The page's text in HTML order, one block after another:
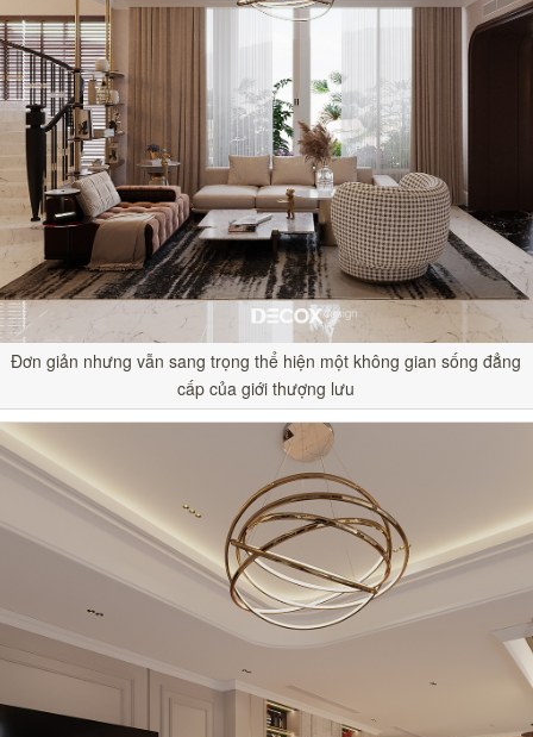
Đơn giản nhưng vẫn sang trọng thể hiện một không gian sống đẳng
cấp của giới thượng lưu